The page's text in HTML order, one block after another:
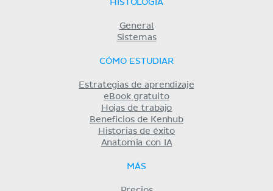
HISTOLOGÍA
General
Sistemas
CÓMO ESTUDIAR
Estrategias de aprendizaje
eBook gratuito
Hojas de trabajo
Beneficios de Kenhub
Historias de éxito
Anatomia con IA
MÁS